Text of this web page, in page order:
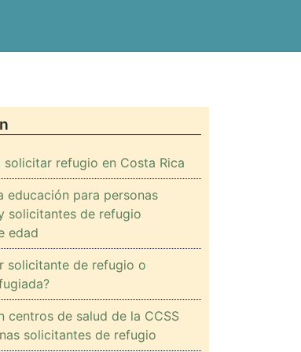
solicitar refugio en Costa Rica
educación para personas
solicitantes de refugio
edad
solicitante de refugio o
centros de salud de la CCSS
solicitantes de refugio